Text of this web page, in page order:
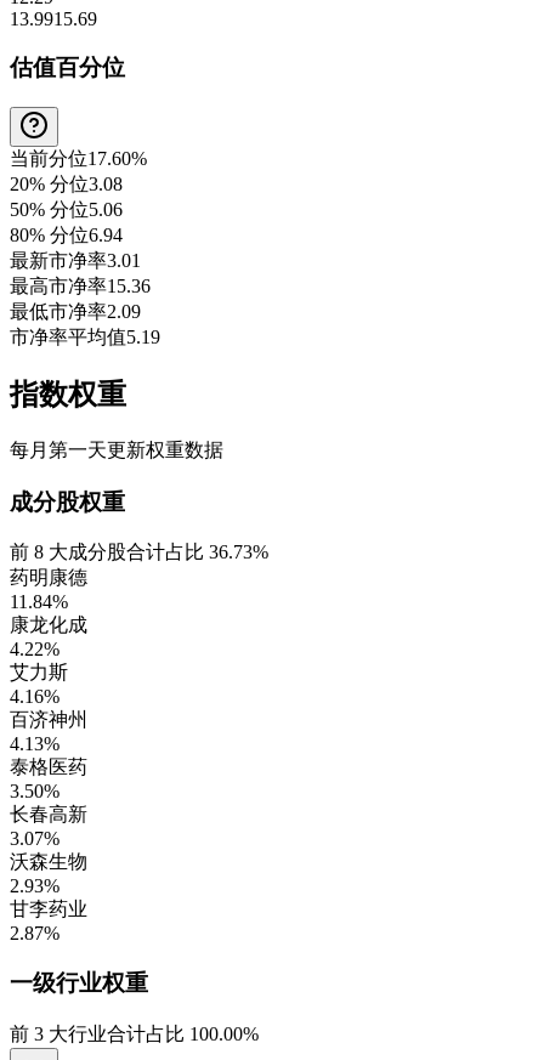
13.9915.69
估值百分位
当前分位17.60%
20% 分位3.08
50% 分位5.06
80% 分位6.94
最新市净率3.01
最高市净率15.36
最低市净率2.09
市净率平均值5.19
指数权重
每月第一天更新权重数据
成分股权重
前 8 大成分股合计占比 36.73%
药明康德
11.84%
康龙化成
4.22%
艾力斯
4.16%
百济神州
4.13%
泰格医药
3.50%
长春高新
3.07%
沃森生物
2.93%
甘李药业
2.87%
一级行业权重
前 3 大行业合计占比 100.00%